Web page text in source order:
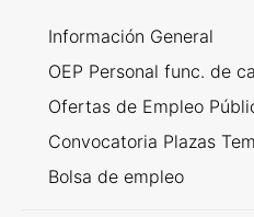
Información General
OEP Personal func. de
Ofertas de Empleo
Convocatoria Plazas
Bolsa de empleo